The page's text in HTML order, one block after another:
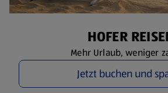
HOFER
Mehr Urlaub, weniger
Jetzt buchen und